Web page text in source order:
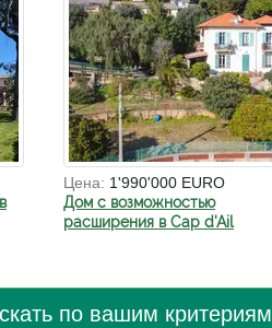
Цена: 1'990'000 EURO
Дом с возможностью
расширения в Cap d'Ail
по вашим критериям